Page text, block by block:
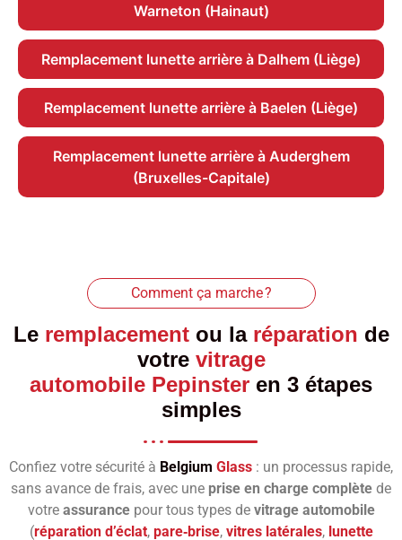
Warneton (Hainaut)
Remplacement lunette arrière à Dalhem (Liège)
Remplacement lunette arrière à Baelen (Liège)
Remplacement lunette arrière à Auderghem
(Bruxelles-Capitale)
Comment ça marche ?
Le remplacementou la réparation de
votre vitrage
automobile Pepinster en 3 étapes
simples
Confiez votre sécurité à Belgium Glass : un processus rapide,
sans avance de frais, avec une prise en charge complète de
votre assurancepour tous types de vitrage automobile
(réparation d’éclat, pare‑brise, vitres latérales, lunette